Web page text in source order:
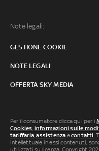
Note legali:
GESTIONE COOKIE
NOTE LEGALI
OFFERTA SKY MEDIA
Per il consumatore clicca qui per i
Cookies, informazioni sulle
tariffaria,assistenza econtatti.
intellettuale in essi contenuti,
utilizzati su licenza. Copyright